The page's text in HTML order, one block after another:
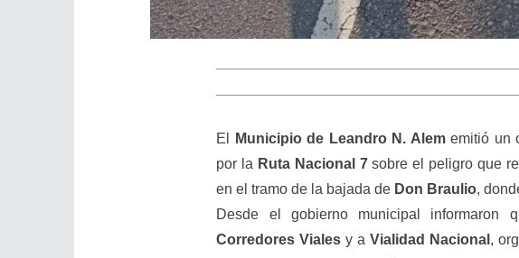
El Municipio de Leandro N. Alememitió un
por la Ruta Nacional 7sobre el peligro que
en el tramo de la bajada de Don Braulio,
Desde el gobierno municipal informaron
Corredores Viales y aVialidad Nacional ,